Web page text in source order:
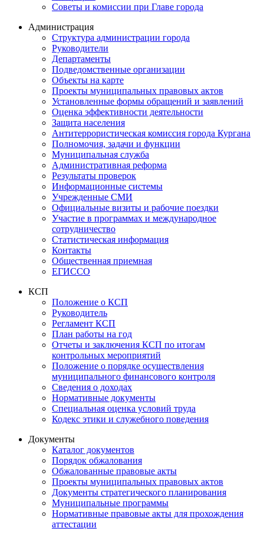
Советы и комиссии при Главе города
Администрация
Структура администрации города
Руководители
Департаменты
Подведомственные организации
Объекты на карте
Проекты муниципальных правовых актов
Установленные формы обращений и заявлений
Оценка эффективности деятельности
Защита населения
Антитеррористическая комиссия города Кургана
Полномочия, задачи и функции
Муниципальная служба
Административная реформа
Результаты проверок
Информационные системы
Учрежденные СМИ
Официальные визиты и рабочие поездки
Участие в программах и международное
сотрудничество
Статистическая информация
Контакты
Общественная приемная
ЕГИССО
КСП
Положение о КСП
Руководитель
Регламент КСП
План работы на год
Отчеты и заключения КСП по итогам
контрольных мероприятий
Положение о порядке осуществления
муниципального финансового контроля
Сведения о доходах
Нормативные документы
Специальная оценка условий труда
Кодекс этики и служебного поведения
Документы
Каталог документов
Порядок обжалования
Обжалованные правовые акты
Проекты муниципальных правовых актов
Документы стратегического планирования
Муниципальные программы
Нормативные правовые акты для прохождения
аттестации